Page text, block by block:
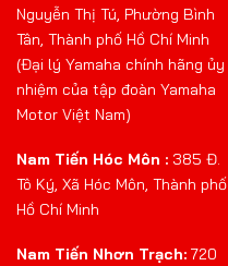
Nguyễn Thị Tú, Phường Bình
Tân, Thành phố Hồ Chí Minh
(Đại lý Yamaha chính hãng ủy
nhiệm của tập đoàn Yamaha
Motor Việt Nam)
Nam Tiến Hóc Môn : 385 Đ.
Tô Ký, Xã Hóc Môn, Thành phố
Hồ Chí Minh
Nam Tiến Nhơn Trạch: 720